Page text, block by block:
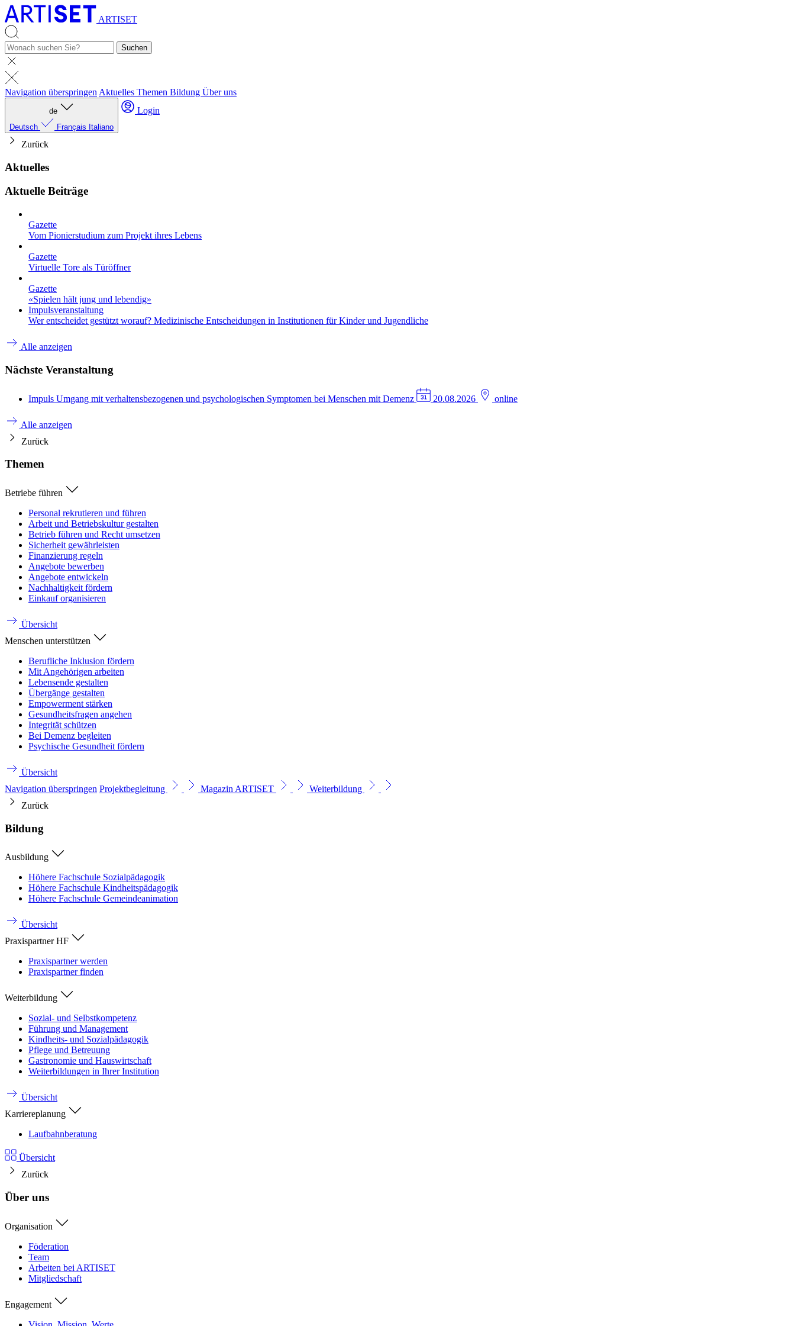
ARTISET
Suchen
Navigation überspringen Aktuelles Themen Bildung Über uns
de
Deutsch
Français Italiano
Login
Zurück
Aktuelles
Aktuelle Beiträge
Gazette
Vom Pionierstudium zum Projekt ihres Lebens
Gazette
Virtuelle Tore als Türöffner
Gazette
«Spielen hält jung und lebendig»
Impulsveranstaltung
Wer entscheidet gestützt worauf? Medizinische Entscheidungen in Institutionen für Kinder und Jugendliche
Alle anzeigen
Nächste Veranstaltung
Impuls Umgang mit verhaltensbezogenen und psychologischen Symptomen bei Menschen mit Demenz 20.08.2026 online
Alle anzeigen
Zurück
Themen
Betriebe führen
Personal rekrutieren und führen
Arbeit und Betriebskultur gestalten
Betrieb führen und Recht umsetzen
Sicherheit gewährleisten
Finanzierung regeln
Angebote bewerben
Angebote entwickeln
Nachhaltigkeit fördern
Einkauf organisieren
Übersicht
Menschen unterstützen
Berufliche Inklusion fördern
Mit Angehörigen arbeiten
Lebensende gestalten
Übergänge gestalten
Empowerment stärken
Gesundheitsfragen angehen
Integrität schützen
Bei Demenz begleiten
Psychische Gesundheit fördern
Übersicht
Navigation überspringen Projektbegleitung Magazin ARTISET
Weiterbildung
Zurück
Bildung
Ausbildung
Höhere Fachschule Sozialpädagogik
Höhere Fachschule Kindheitspädagogik
Höhere Fachschule Gemeindeanimation
Übersicht
Praxispartner HF
Praxispartner werden
Praxispartner finden
Weiterbildung
Sozial- und Selbstkompetenz
Führung und Management
Kindheits- und Sozialpädagogik
Pflege und Betreuung
Gastronomie und Hauswirtschaft
Weiterbildungen in Ihrer Institution
Übersicht
Karriereplanung
Laufbahnberatung
Übersicht
Zurück
Über uns
Organisation
Föderation
Team
Arbeiten bei ARTISET
Mitgliedschaft
Engagement